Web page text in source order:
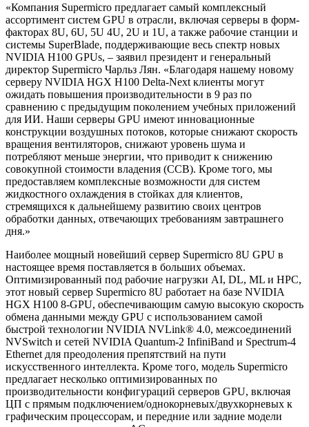
«Компания Supermicro предлагает самый комплексный
ассортимент систем GPU в отрасли, включая серверы в форм-
факторах 8U, 6U, 5U 4U, 2U и 1U, а также рабочие станции и
системы SuperBlade, поддерживающие весь спектр новых
NVIDIA H100 GPUs, – заявил президент и генеральный
директор Supermicro Чарльз Лян. «Благодаря нашему новому
серверу NVIDIA HGX H100 Delta-Next клиенты могут
ожидать повышения производительности в 9 раз по
сравнению с предыдущим поколением учебных приложений
для ИИ. Наши серверы GPU имеют инновационные
конструкции воздушных потоков, которые снижают скорость
вращения вентиляторов, снижают уровень шума и
потребляют меньше энергии, что приводит к снижению
совокупной стоимости владения (ССВ). Кроме того, мы
предоставляем комплексные возможности для систем
жидкостного охлаждения в стойках для клиентов,
стремящихся к дальнейшему развитию своих центров
обработки данных, отвечающих требованиям завтрашнего
дня.»
Наиболее мощный новейший сервер Supermicro 8U GPU в
настоящее время поставляется в больших объемах.
Оптимизированный под рабочие нагрузки AI, DL, ML и HPC,
этот новый сервер Supermicro 8U работает на базе NVIDIA
HGX H100 8-GPU, обеспечивающим самую высокую скорость
обмена данными между GPU с использованием самой
быстрой технологии NVIDIA NVLink® 4.0, межсоединений
NVSwitch и сетей NVIDIA Quantum-2 InfiniBand и Spectrum-4
Ethernet для преодоления препятствий на пути
искусственного интеллекта. Кроме того, модель Supermicro
предлагает несколько оптимизированных по
производительности конфигураций серверов GPU, включая
ЦП с прямым подключением/однокорневых/двухкорневых к
графическим процессорам, и передние или задние модели